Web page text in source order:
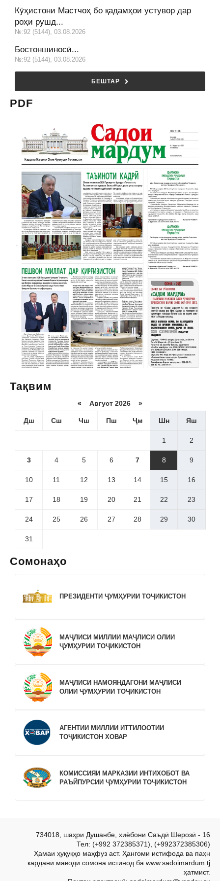
Кӯҳистони Мастчоҳ бо қадамҳои устувор дар
роҳи рушд...
№:92 (5144), 03.08.2026
Бостоншиносӣ...
№:92 (5144), 03.08.2026
БЕШТАР
PDF
Тақвим
« Август 2026 »
Дш Сш Чш Пш Ҷм Шн Яш
1 2
3 4 5 6 7 8 9
10 11 12 13 14 15 16
17 18 19 20 21 22 23
24 25 26 27 28 29 30
31
Сомонаҳо
ПРЕЗИДЕНТИ ҶУМҲУРИИ ТОҶИКИСТОН
МАҶЛИСИ МИЛЛИИ МАҶЛИСИ ОЛИИ
ҶУМҲУРИИ ТОҶИКИСТОН
МАҶЛИСИ НАМОЯНДАГОНИ МАҶЛИСИ
ОЛИИ ҶУМҲУРИИ ТОҶИКИСТОН
АГЕНТИИ МИЛЛИИ ИТТИЛООТИИ
ТОҶИКИСТОН ХОВАР
КОМИССИЯИ МАРКАЗИИ ИНТИХОБОТ ВА
РАЪЙПУРСИИ ҶУМҲУРИИ ТОҶИКИСТОН
734018, шаҳри Душанбе, хиёбони Саъдӣ Шерозӣ - 16
Тел: (+992 372385371), (+992372385306)
Ҳамаи ҳуқуқҳо маҳфуз аст. Ҳангоми истифода ва паҳн
кардани маводи сомона истинод ба www.sadoimardum.tj
ҳатмист.